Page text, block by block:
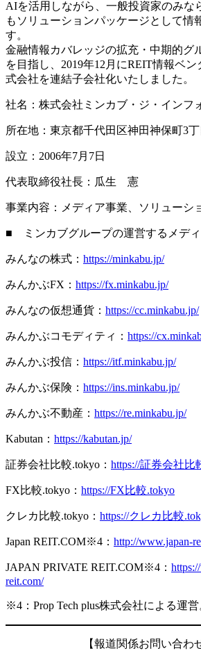
AIを活用しながら、一般投資家のみな
もソリューションパッケージとして情
す。
金融情報カバレッジの拡充・中期的グ
を目指し、2019年12月にREIT情報ベン
式会社を連結子会社化いたしました。
社名：株式会社ミンカブ・ジ・インフ
所在地：東京都千代田区神田神保町3
設立：2006年7月7日
代表取締役社長：瓜生 憲
事業内容：メディア事業、ソリューシ
■ ミンカブグループの運営するメデ
みんなの株式： https://minkabu.jp/
みんかぶFX： https://fx.minkabu.jp/
みんなの仮想通貨： https://cc.minkabu.jp/
みんかぶコモディティ： https://
みんかぶ投信： https://itf.minkabu.jp/
みんかぶ保険： https://ins.minkabu.jp/
みんかぶ不動産： https://re.minkabu.jp/
Kabutan： https://kabutan.jp/
証券会社比較.tokyo： https://証券会社比
FX比較.tokyo： https://FX比較.tokyo
クレカ比較.tokyo： https://クレカ比較
Japan REIT.COM※4： http://www.japan-
JAPAN PRIVATE REIT.COM※4：
reit.com/
※4：Prop Tech plus株式会社による運営
【報道関係お問い合わ